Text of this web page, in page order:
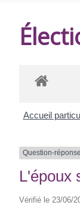
Accueil
Question-réponse
L'époux
Vérifié le 23/06/